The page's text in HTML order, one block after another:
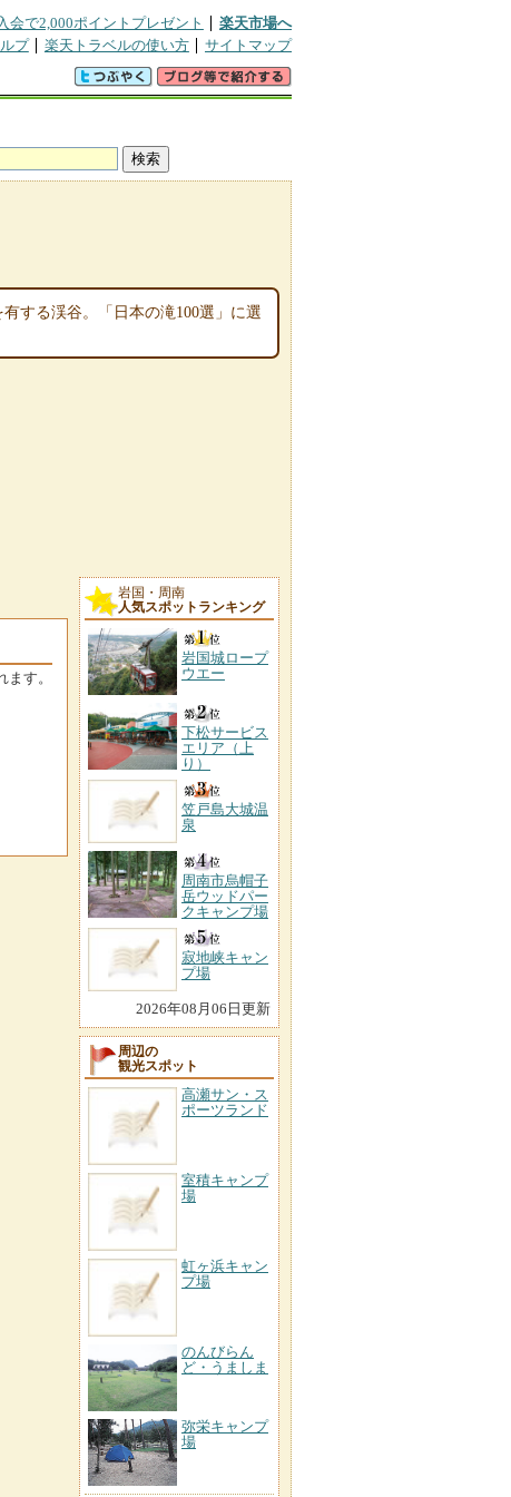
会で2,000ポイントプレゼント
楽天市場へ
プ 楽天トラベルの使い方 サイトマップ
する渓谷。「日本の滝100選」に選
す。
岩国・周南
人気スポットランキング
岩国城ロープ
ウエー
下松サービス
エリア（上
り）
笠戸島大城温
泉
周南市烏帽子
岳ウッドパー
クキャンプ場
寂地峡キャン
プ場
2026年08月06日更新
周辺の
観光スポット
高瀬サン・ス
ポーツランド
室積キャンプ
場
虹ヶ浜キャン
プ場
のんびらん
ど・うましま
弥栄キャンプ
場